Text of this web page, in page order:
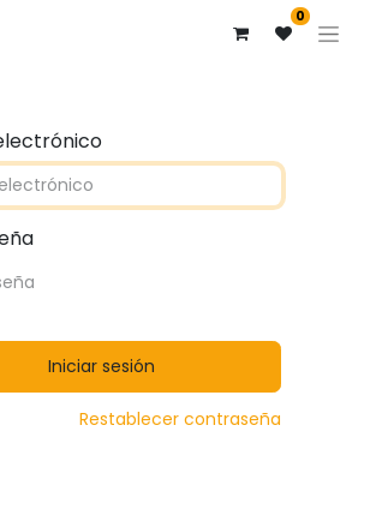
0
Iniciar sesión
Restablecer contraseña